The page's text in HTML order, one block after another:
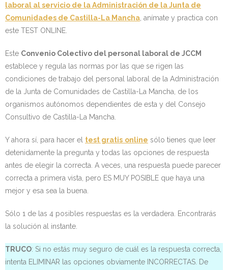
- - OPOSICIÓN Auxiliar Administrativo SAS – 2025
- - OPOSICIÓN Auxiliar Administrativo de la Junta de
Andalucía - 2024
- - TEST de Auxiliar Administrativo DGA Aragón 2026
- - TEST de Administrativo DGA Aragón 2026
Zaragoza Unizar - 2025
- - OPOSICIÓN Auxiliar Administrativo SESCAM – Libre –
laboral al servicio de la Administración de la Junta de
Comunidades de Castilla-La Mancha , anímate y practica con
este TEST ONLINE.
Este Convenio Colectivo del personal laboral de JCCM
establece y regula las normas por las que se rigen las
condiciones de trabajo del personal laboral de la Administración
de la Junta de Comunidades de Castilla-La Mancha, de los
organismos autónomos dependientes de esta y del Consejo
Consultivo de Castilla-La Mancha.
Y ahora sí, para hacer el test gratis online sólo tienes que leer
detenidamente la pregunta y todas las opciones de respuesta
antes de elegir la correcta. A veces, una respuesta puede parecer
correcta a primera vista, pero ES MUY POSIBLE que haya una
mejor y esa sea la buena.
Sólo 1 de las 4 posibles respuestas es la verdadera. Encontrarás
la solución al instante.
TRUCO: Si no estás muy seguro de cuál es la respuesta correcta,
intenta ELIMINAR las opciones obviamente INCORRECTAS. De